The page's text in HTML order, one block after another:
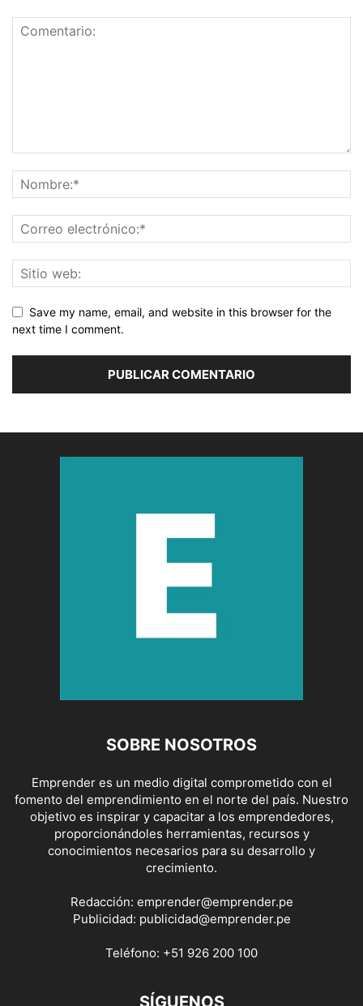
Save my name, email, and website in this browser for the
next time I comment.
SOBRE NOSOTROS
Emprender es un medio digital comprometido con el
fomento del emprendimiento en el norte del país. Nuestro
objetivo es inspirar y capacitar a los emprendedores,
proporcionándoles herramientas, recursos y
conocimientos necesarios para su desarrollo y
crecimiento.
Redacción: emprender@emprender.pe
Publicidad: publicidad@emprender.pe
Teléfono: +51 926 200 100
SÍGUENOS